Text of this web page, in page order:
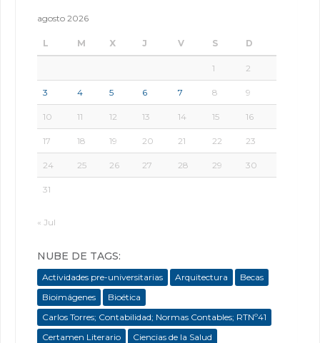
agosto 2026
L M X J V S D
1 2
3 4 5 6 7 8 9
10 11 12 13 14 15 16
17 18 19 20 21 22 23
24 25 26 27 28 29 30
31
« Jul
NUBE DE TAGS:
Actividades pre-universitarias Arquitectura
Becas
Bioimágenes
Bioética
Carlos Torres; Contabilidad; Normas Contables; RTNº41
Certamen Literario
Ciencias de la Salud